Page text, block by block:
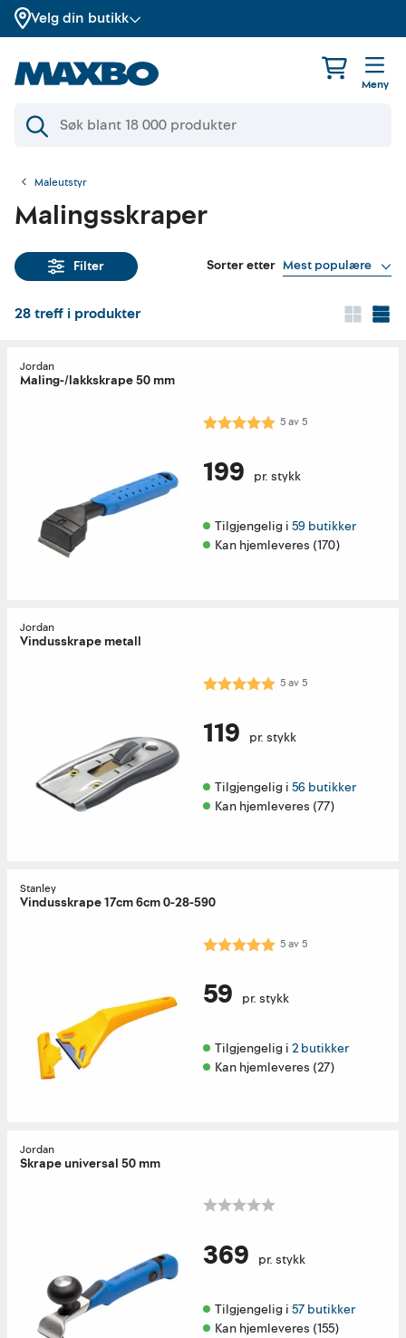
Velg din butikk
Meny
Maleutstyr
Malingsskraper
Filter Sorter etter Mest populære
28treff i produkter
Jordan
Maling-/lakkskrape 50 mm
Karakter: 5.0 av 5 mulige
5av5
199 pr. stykk
Tilgjengelig i 59 butikker
Kan hjemleveres (170)
Jordan
Vindusskrape metall
Karakter: 5.0 av 5 mulige
5av5
119 pr. stykk
Tilgjengelig i 56 butikker
Kan hjemleveres (77)
Stanley
Vindusskrape 17cm 6cm 0-28-590
Karakter: 5.0 av 5 mulige
5av5
59 pr. stykk
Tilgjengelig i 2 butikker
Kan hjemleveres (27)
Jordan
Skrape universal 50 mm
369 pr. stykk
Tilgjengelig i 57 butikker
Kan hjemleveres (155)